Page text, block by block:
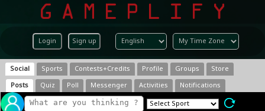
Login Sign up
Social Sports Contests+Credits Profile Groups
Store
Posts
Quiz Poll Messenger Activities Notifications